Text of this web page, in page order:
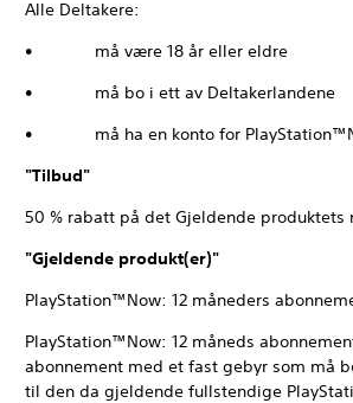
Alle Deltakere:
• må være 18 år eller eldre
• må bo i ett av Deltakerlandene
• må ha en konto for
"Tilbud"
50 % rabatt på det Gjeldende produktets
"Gjeldende produkt(er)"
PlayStation™Now: 12 måneders
PlayStation™Now: 12 måneds
abonnement med et fast gebyr som må
til den da gjeldende fullstendige